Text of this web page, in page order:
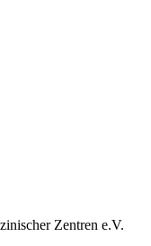
Zentren e.V.